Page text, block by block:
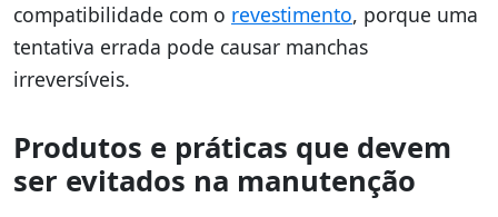
compatibilidade com o revestimento, porque uma
tentativa errada pode causar manchas
irreversíveis.
Produtos e práticas que devem
ser evitados na manutenção